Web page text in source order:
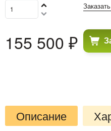
155 500 ₽
Описание